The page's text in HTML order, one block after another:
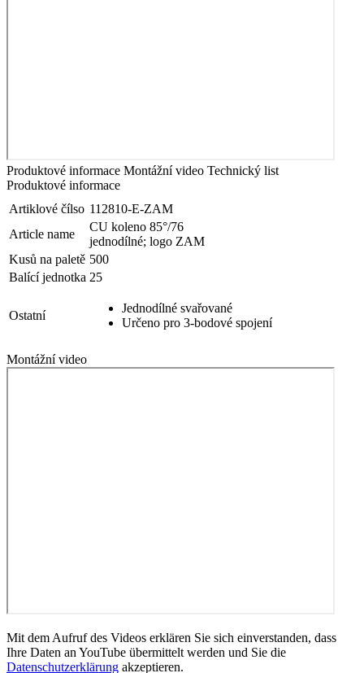
Produktové informace Montážní video Technický list
Produktové informace
Artiklové čílso 112810-E-ZAM
Article name
CU koleno 85°/76
jednodílné; logo ZAM
Kusů na paletě 500
Balící jednotka 25
Ostatní
Jednodílné svařované
Určeno pro 3-bodové spojení
Montážní video
Mit dem Aufruf des Videos erklären Sie sich einverstanden, dass
Ihre Daten an YouTube übermittelt werden und Sie die
Datenschutzerklärung akzeptieren.